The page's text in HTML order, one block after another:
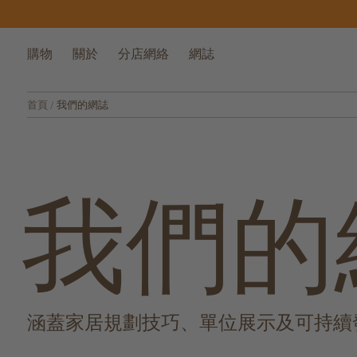
購物 關於 分店網絡 網誌
首頁 / 我們的網誌
我們
涵蓋家居規劃技巧、單位展示及可持